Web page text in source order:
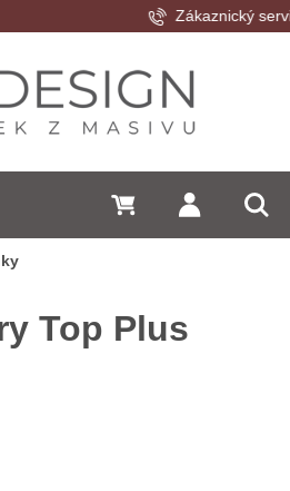
Přihlásit se
0 Kč
Top Plus